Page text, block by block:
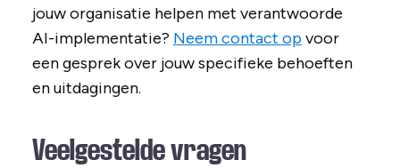
jouw organisatie helpen met verantwoorde
AI-implementatie? Neem contact opvoor
een gesprek over jouw specifieke behoeften
en uitdagingen.
Veelgestelde vragen